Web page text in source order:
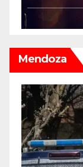
Mendoza